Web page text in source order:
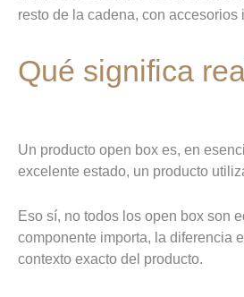
resto de la cadena, con
Qué significa
Un producto open box es, en
excelente estado, un producto
Eso sí, no todos los open box son
componente importa, la diferencia
contexto exacto del producto.